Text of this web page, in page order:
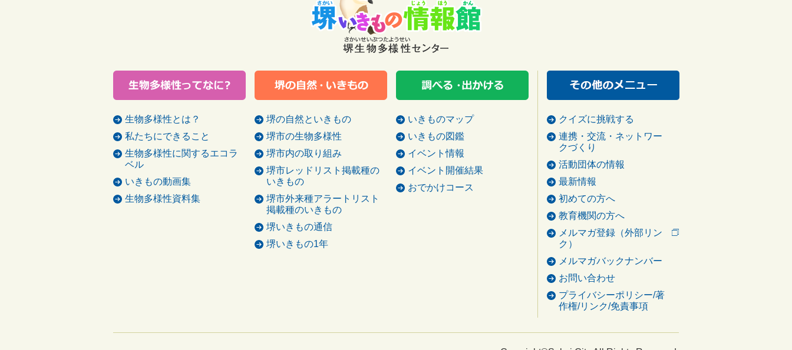
生物多様性とは？
私たちにできること
生物多様性に関するエコラ
ベル
いきもの動画集
生物多様性資料集
堺の自然といきもの
堺市の生物多様性
堺市内の取り組み
堺市レッドリスト掲載種の
いきもの
堺市外来種アラートリスト
掲載種のいきもの
堺いきもの通信
堺いきもの1年
いきものマップ
いきもの図鑑
イベント情報
イベント開催結果
おでかけコース
クイズに挑戦する
連携・交流・ネットワー
クづくり
活動団体の情報
最新情報
初めての方へ
教育機関の方へ
メルマガ登録（外部リン
ク）
メルマガバックナンバー
お問い合わせ
プライバシーポリシー/著
作権/リンク/免責事項